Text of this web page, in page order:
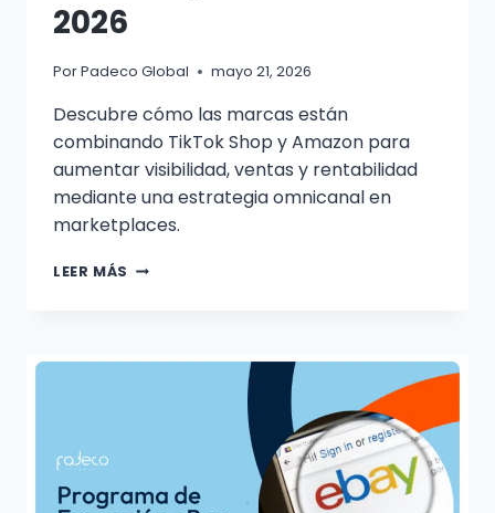
2026
PorPadeco Global mayo 21, 2026
Descubre cómo las marcas están
combinando TikTok Shop y Amazon para
aumentar visibilidad, ventas y rentabilidad
mediante una estrategia omnicanal en
marketplaces.
LEER MÁS